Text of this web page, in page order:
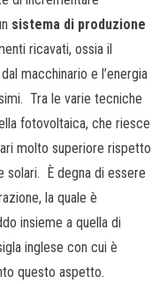
sistema di produzione
ricavati, ossia il
macchinario e l’energia
Tra le varie tecniche
fotovoltaica, che riesce
molto superiore rispetto
solari. È degna di essere
la quale è
insieme a quella di
inglese con cui è
questo aspetto.